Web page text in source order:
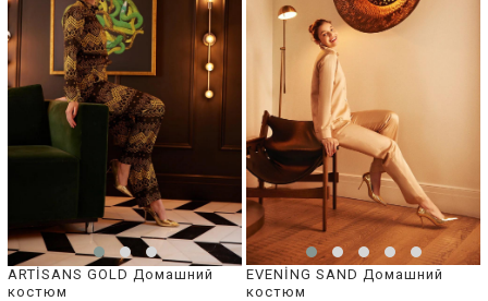
ARTİSANS GOLD Домашний
костюм
EVENİNG SAND Домашний
костюм